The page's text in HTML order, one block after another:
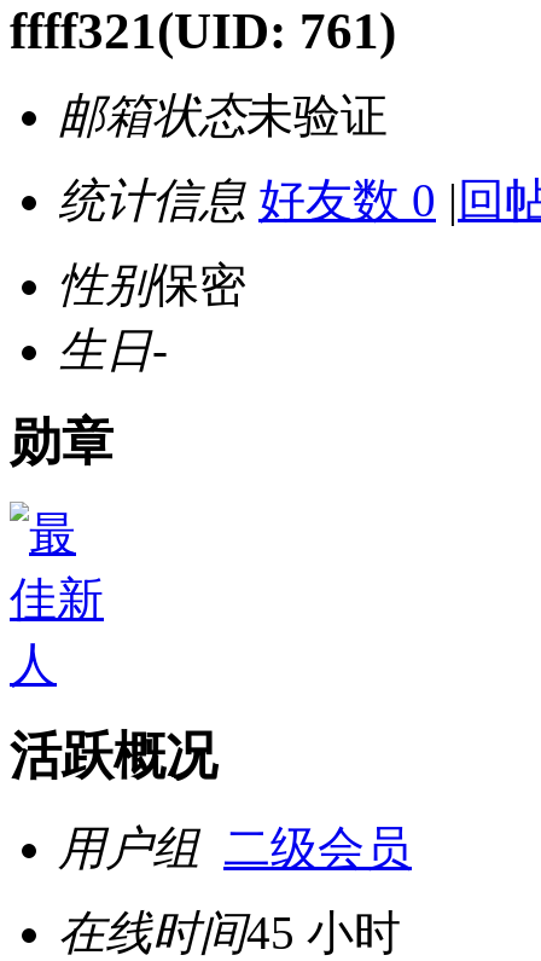
ffff321(UID: 761)
邮箱状态未验证
统计信息 好友数 0 | 回
性别保密
生日-
勋章
活跃概况
用户组 二级会员
在线时间45 小时